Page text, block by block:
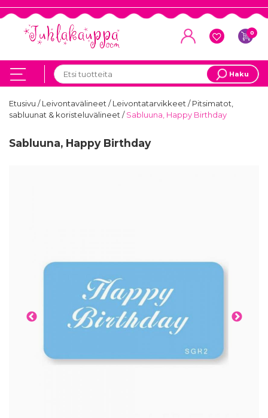
0
Haku
Etusivu /Leivontavälineet/Leivontatarvikkeet/Pitsimatot,
sabluunat & koristeluvälineet/Sabluuna, Happy Birthday
Sabluuna, Happy Birthday